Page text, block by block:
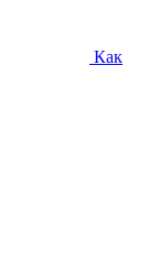
Как